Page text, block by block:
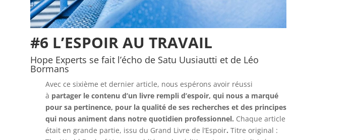
#6 L’ESPOIR AU TRAVAIL
Hope Experts se fait l’écho de Satu Uusiautti et de Léo
Bormans
Avec ce sixième et dernier article, nous espérons avoir réussi
à partager le contenu d’un livre rempli d’espoir, qui nous a marqué
pour sa pertinence, pour la qualité de ses recherches et des principes
qui nous animent dans notre quotidien professionnel. Chaque article
était en grande partie, issu du Grand Livre de l’Espoir. Titre original :